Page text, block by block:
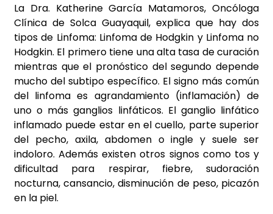
La Dra. Katherine García Matamoros, Oncóloga
Clínica de Solca Guayaquil, explica que hay dos
tipos de Linfoma: Linfoma de Hodgkin y Linfoma no
Hodgkin. El primero tiene una alta tasa de curación
mientras que el pronóstico del segundo depende
mucho del subtipo específico. El signo más común
del linfoma es agrandamiento (inflamación) de
uno o más ganglios linfáticos. El ganglio linfático
inflamado puede estar en el cuello, parte superior
del pecho, axila, abdomen o ingle y suele ser
indoloro. Además existen otros signos como tos y
dificultad para respirar, fiebre, sudoración
nocturna, cansancio, disminución de peso, picazón
en la piel.